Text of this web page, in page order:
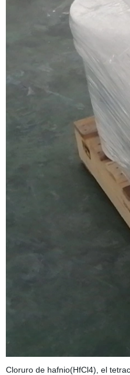
Cloruro de hafnio(HfCl4), el